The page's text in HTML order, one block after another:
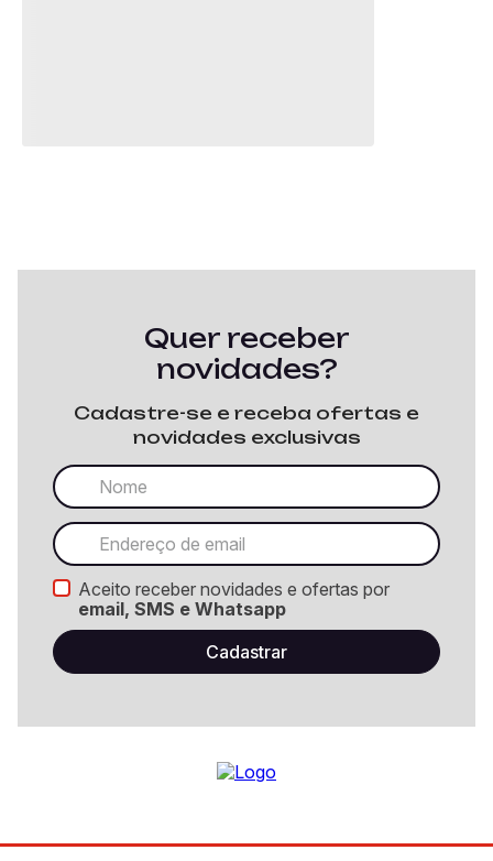
Quer receber
novidades?
Cadastre-se e receba ofertas e
novidades exclusivas
Aceito receber novidades e ofertas por
email, SMS e Whatsapp